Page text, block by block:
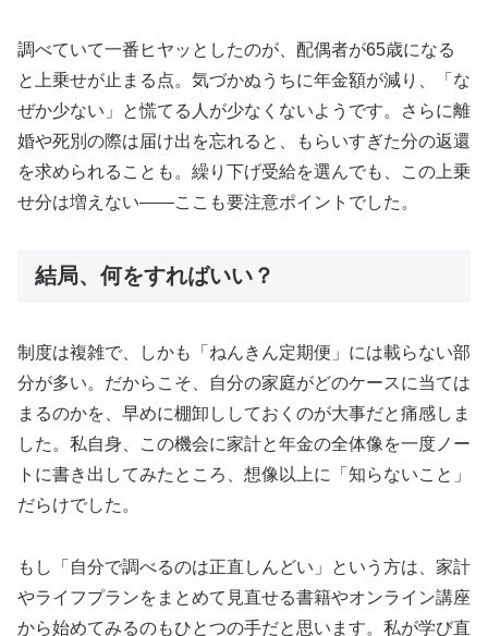
調べていて一番ヒヤッとしたのが、配偶者が65歳になる
と上乗せが止まる点。気づかぬうちに年金額が減り、「な
ぜか少ない」と慌てる人が少なくないようです。さらに離
婚や死別の際は届け出を忘れると、もらいすぎた分の返還
を求められることも。繰り下げ受給を選んでも、この上乗
せ分は増えない——ここも要注意ポイントでした。
結局、何をすればいい？
制度は複雑で、しかも「ねんきん定期便」には載らない部
分が多い。だからこそ、自分の家庭がどのケースに当ては
まるのかを、早めに棚卸ししておくのが大事だと痛感しま
した。私自身、この機会に家計と年金の全体像を一度ノー
トに書き出してみたところ、想像以上に「知らないこと」
だらけでした。
もし「自分で調べるのは正直しんどい」という方は、家計
やライフプランをまとめて見直せる書籍やオンライン講座
から始めてみるのもひとつの手だと思います。私が学び直